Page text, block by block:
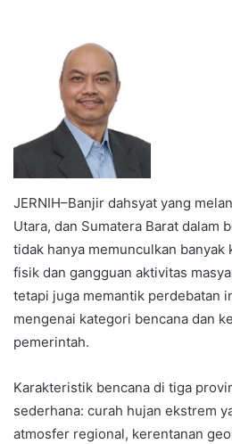
JERNIH–Banjir dahsyat yang
Utara, dan Sumatera Barat dalam
tidak hanya memunculkan banyak
fisik dan gangguan aktivitas
tetapi juga memantik perdebatan
mengenai kategori bencana dan
pemerintah.
Karakteristik bencana di tiga
sederhana: curah hujan ekstrem
atmosfer regional, kerentanan